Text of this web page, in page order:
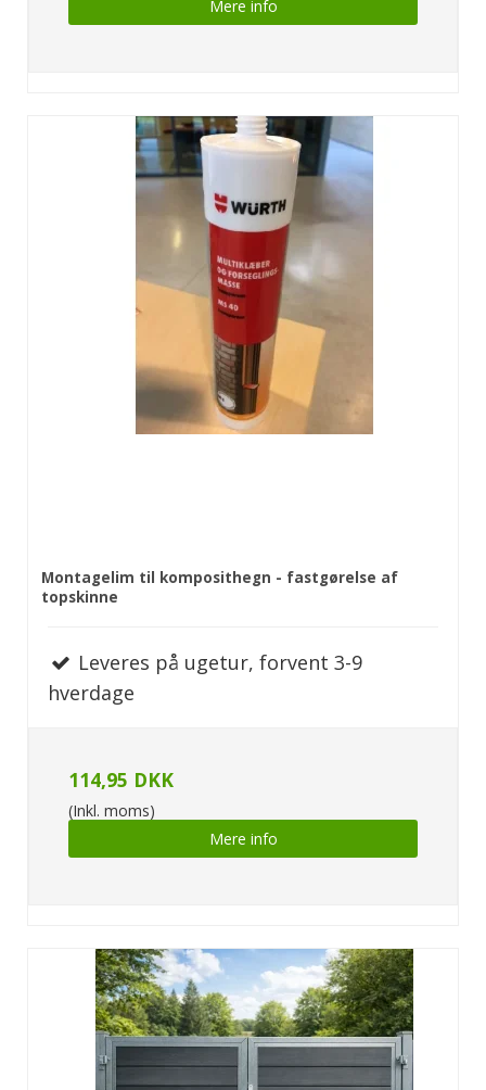
Mere info
Montagelim til komposithegn - fastgørelse af
topskinne
Leveres på ugetur, forvent 3-9
hverdage
114,95 DKK
(Inkl. moms)
Mere info